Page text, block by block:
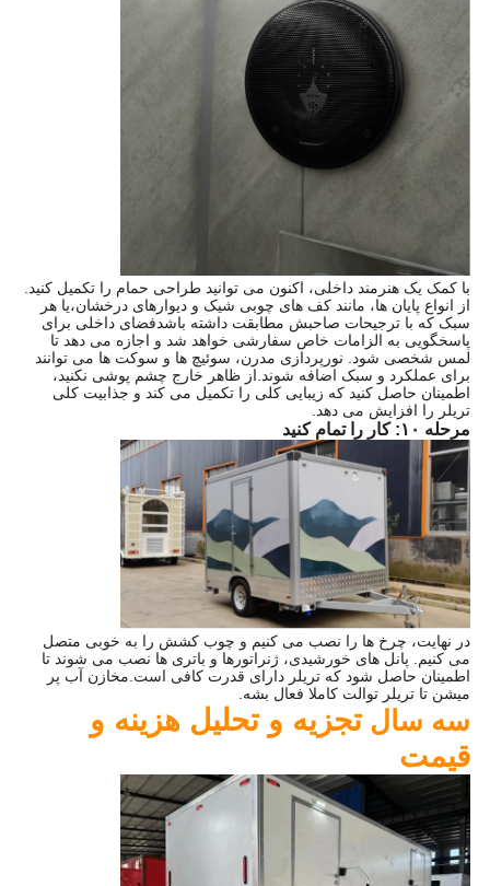
با کمک یک هنرمند داخلی، اکنون می توانید طراحی حمام را تکمیل کنید.
از انواع پایان ها، مانند کف های چوبی شیک و دیوارهای درخشان،یا هر
سبک که با ترجیحات صاحبش مطابقت داشته باشدفضای داخلی برای
پاسخگویی به الزامات خاص سفارشی خواهد شد و اجازه می دهد تا
لمس شخصی شود. نورپردازی مدرن، سوئیچ ها و سوکت ها می توانند
برای عملکرد و سبک اضافه شوند.از ظاهر خارج چشم پوشی نکنید،
اطمینان حاصل کنید که زیبایی کلی را تکمیل می کند و جذابیت کلی
تریلر را افزایش می دهد.
مرحله ۱۰: کار را تمام کنید
در نهایت، چرخ ها را نصب می کنیم و چوب کشش را به خوبی متصل
می کنیم. پانل های خورشیدی، ژنراتورها و باتری ها نصب می شوند تا
اطمینان حاصل شود که تریلر دارای قدرت کافی است.مخازن آب پر
میشن تا تریلر توالت کاملا فعال بشه.
سه سال تجزیه و تحلیل هزینه و
قیمت